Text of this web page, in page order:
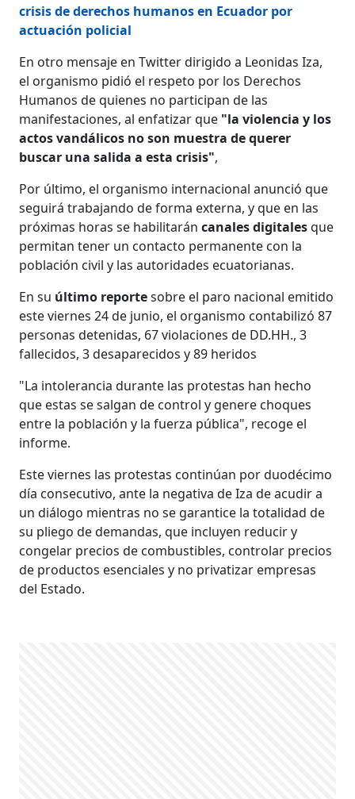
crisis de derechos humanos en Ecuador por
actuación policial
En otro mensaje en Twitter dirigido a Leonidas Iza,
el organismo pidió el respeto por los Derechos
Humanos de quienes no participan de las
manifestaciones, al enfatizar que "la violencia y los
actos vandálicos no son muestra de querer
buscar una salida a esta crisis",
Por último, el organismo internacional anunció que
seguirá trabajando de forma externa, y que en las
próximas horas se habilitarán canales digitalesque
permitan tener un contacto permanente con la
población civil y las autoridades ecuatorianas.
En su último reportesobre el paro nacional emitido
este viernes 24 de junio, el organismo contabilizó 87
personas detenidas, 67 violaciones de DD.HH., 3
fallecidos, 3 desaparecidos y 89 heridos
"La intolerancia durante las protestas han hecho
que estas se salgan de control y genere choques
entre la población y la fuerza pública", recoge el
informe.
Este viernes las protestas continúan por duodécimo
día consecutivo, ante la negativa de Iza de acudir a
un diálogo mientras no se garantice la totalidad de
su pliego de demandas, que incluyen reducir y
congelar precios de combustibles, controlar precios
de productos esenciales y no privatizar empresas
del Estado.